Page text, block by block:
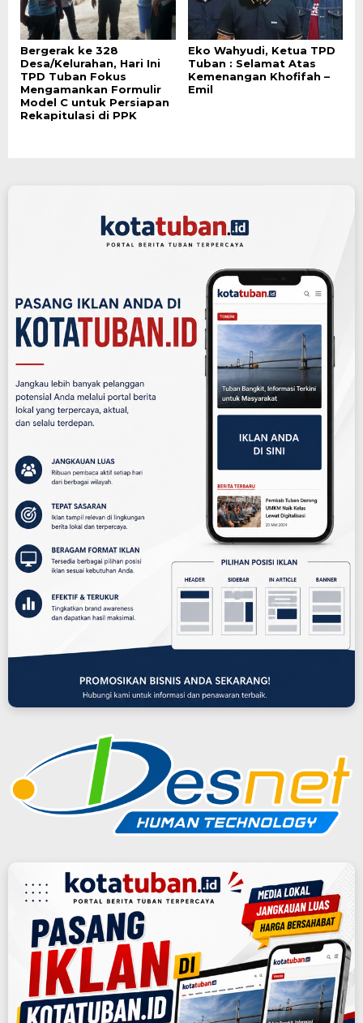
Bergerak ke 328
Desa/Kelurahan, Hari Ini
TPD Tuban Fokus
Mengamankan Formulir
Model C untuk Persiapan
Rekapitulasi di PPK
Eko Wahyudi, Ketua TPD
Tuban : Selamat Atas
Kemenangan Khofifah –
Emil